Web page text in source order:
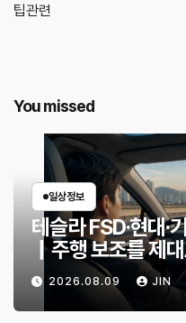
팁관련
You missed
일상정보
테슬라 FSD·현대·
｜주행 보조를 제
까?2026.08.09 JIN